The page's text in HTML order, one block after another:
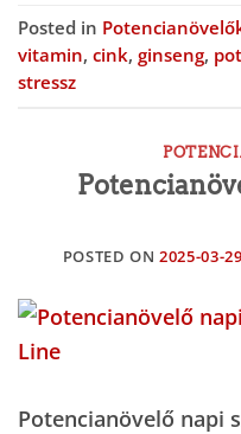
Posted in
vitamin, cink, ginseng,
stressz
POSTED ON2025-03-29
Potencianövelő napi